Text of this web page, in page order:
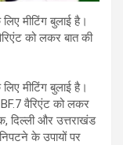
मीटिंग बुलाई है।
को लकर बात की
मीटिंग बुलाई है।
BF.7 वैरिएंट को लकर
दिल्ली और उत्तराखंड
के उपायों पर